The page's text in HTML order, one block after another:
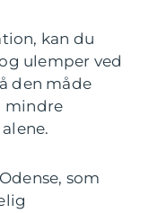
kan du
ulemper ved
den måde
mindre
som